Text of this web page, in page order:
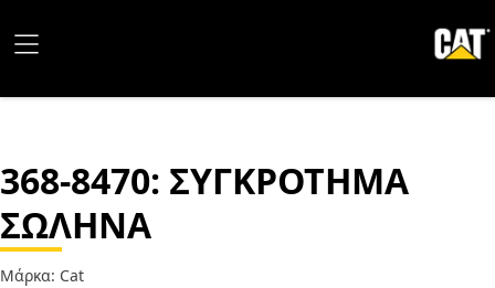
368-8470: ΣΥΓΚΡΟΤΗΜΑ
ΣΩΛΗΝΑ
Μάρκα: Cat